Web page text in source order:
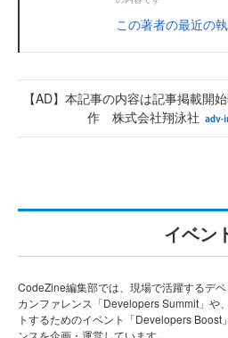
この著者の最近の
【AD】本記事の内容は記事掲載
作 株式会社翔泳社
イベン
CodeZine編集部では、現場で活躍するデ
カンファレンス「Developers Summit」や
トするためのイベント「Developers Boost